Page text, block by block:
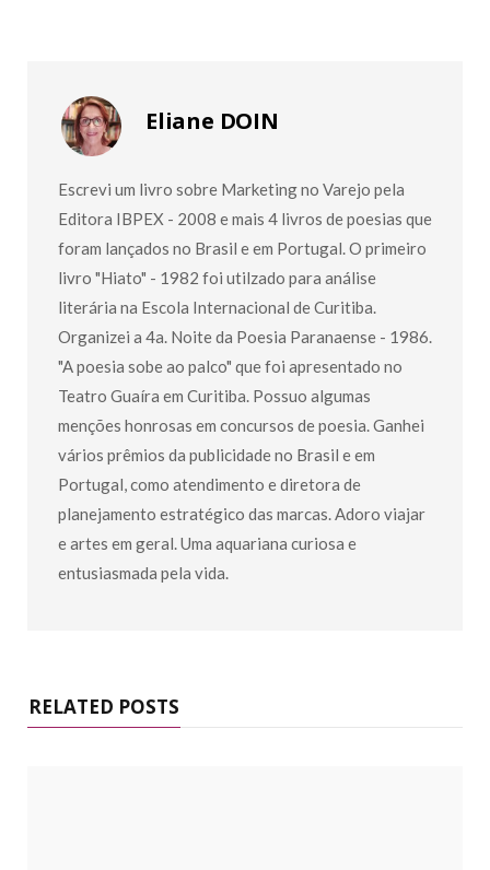
Eliane DOIN
Escrevi um livro sobre Marketing no Varejo pela
Editora IBPEX - 2008 e mais 4 livros de poesias que
foram lançados no Brasil e em Portugal. O primeiro
livro "Hiato" - 1982 foi utilzado para análise
literária na Escola Internacional de Curitiba.
Organizei a 4a. Noite da Poesia Paranaense - 1986.
"A poesia sobe ao palco" que foi apresentado no
Teatro Guaíra em Curitiba. Possuo algumas
menções honrosas em concursos de poesia. Ganhei
vários prêmios da publicidade no Brasil e em
Portugal, como atendimento e diretora de
planejamento estratégico das marcas. Adoro viajar
e artes em geral. Uma aquariana curiosa e
entusiasmada pela vida.
RELATED POSTS